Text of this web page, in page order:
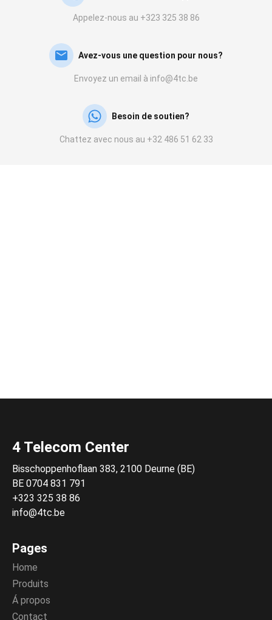
Appelez-nous au +323 325 38 86
Avez-vous une question pour nous?
Envoyez un email à info@4tc.be
Besoin de soutien?
Chattez avec nous au +32 486 51 62 33
4 Telecom Center
Bisschoppenhoflaan 383, 2100 Deurne (BE)
BE 0704 831 791
+323 325 38 86
info@4tc.be
Pages
Home
Produits
Á propos
Contact